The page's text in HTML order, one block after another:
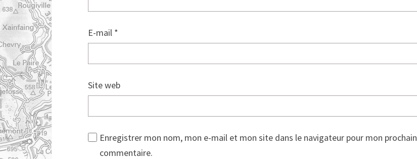
E-mail *
Site web
Enregistrer mon nom, mon e-mail et mon site dans le navigateur pour mon prochain
commentaire.